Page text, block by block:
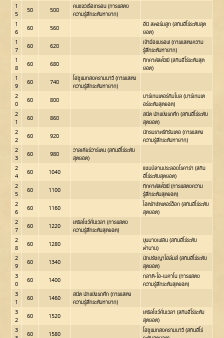
1
5
50 500
คนแจวเรือเทรอน (การแสดง
ความรู้สึกระดับหายาก)
1
6
60 560
อีนิ สตอร์มสูท (สกินฮีโร่ระดับสุด
ยอด)
1
7
60 620
เจ้ามือแบรอฟ (การแสดงความ
รู้สึกระดับหายาก)
1
8
60 680
ทิกคาตัสตั๋วผี (สกินฮีโร่ระดับสุด
ยอด)
1
9
60 740
โอซูแมทสงครามนาวี (การแสดง
ความรู้สึกระดับหายาก)
2
0
60 800
บาร์เทนเดอร์กิมโบล (บาร์เทนเด
อร์ระดับสุดยอด)
2
1
60 860
สนีด นักแข่งรถศึก (สกินฮีโร่ระดับ
สุดยอด)
2
2
60 920
นักรบราตรีทิรันเดอ (การแสดง
ความรู้สึกระดับหายาก)
2
3
60 980
วาลเคียร์วาร์เดน (สกินฮีโร่ระดับ
สุดยอด)
2
4
60 1040
แชมป์ลานประลองโรคาร่า (สกิน
ฮีโร่ระดับสุดยอด)
2
5
60 1100
ทิกคาตัสตั๋วผี (การแสดงความ
รู้สึกระดับสุดยอด)
2
6
60 1160
ไฮดร้าชัดเดอร์ว็อก (สกินฮีโร่ระดับ
สุดยอด)
2
7
60 1220
เดริลโชว์คั่นเวลา (การแสดง
ความรู้สึกระดับสุดยอด)
2
8
60 1280
ขุนนางเฟลิน (สกินฮีโร่ระดับ
ตำนาน)
2
9
60 1340
นักปรัชญาโฮล์มส์ (สกินฮีโร่ระดับ
สุดยอด)
3
0
60 1400
กลาดิ-โอ-เมคาโน (การแสดง
ความรู้สึกระดับสุดยอด)
3
1
60 1460
สนีด นักแข่งรถศึก (การแสดง
ความรู้สึกระดับหายาก)
3
2
60 1520
เดริลโชว์คั่นเวลา (สกินฮีโร่ระดับ
สุดยอด)
3
60 1580
โอซูแมทสงครามนาวี (สกินฮีโร่